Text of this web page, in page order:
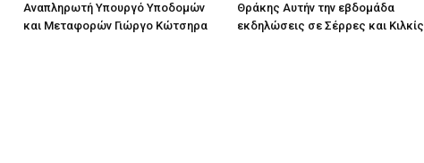
Αναπληρωτή Υπουργό Υποδομών
και Μεταφορών Γιώργο Κώτσηρα
Θράκης Αυτήν την εβδομάδα
εκδηλώσεις σε Σέρρες και Κιλκίς